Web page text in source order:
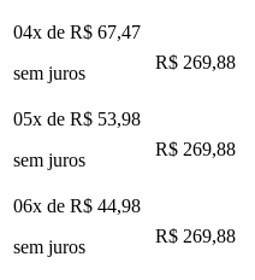
04x de R$ 67,47
sem juros
R$ 269,88
05x de R$ 53,98
sem juros
R$ 269,88
06x de R$ 44,98
sem juros
R$ 269,88